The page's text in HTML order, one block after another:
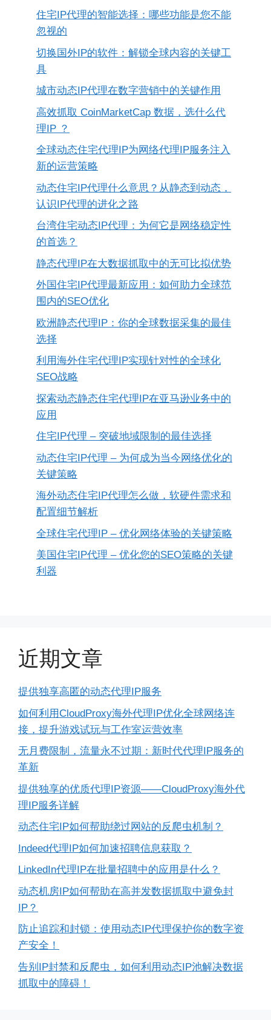
住宅IP代理的智能选择：哪些功能是您不能
忽视的
切换国外IP的软件：解锁全球内容的关键工
具
城市动态IP代理在数字营销中的关键作用
高效抓取 CoinMarketCap 数据，选什么代
理IP ？
全球动态住宅代理IP为网络代理IP服务注入
新的运营策略
动态住宅IP代理什么意思？从静态到动态，
认识IP代理的进化之路
台湾住宅动态IP代理：为何它是网络稳定性
的首选？
静态代理IP在大数据抓取中的无可比拟优势
外国住宅IP代理最新应用：如何助力全球范
围内的SEO优化
欧洲静态代理IP：你的全球数据采集的最佳
选择
利用海外住宅代理IP实现针对性的全球化
SEO战略
探索动态静态住宅代理IP在亚马逊业务中的
应用
住宅IP代理 – 突破地域限制的最佳选择
动态住宅IP代理 – 为何成为当今网络优化的
关键策略
海外动态住宅IP代理怎么做，软硬件需求和
配置细节解析
全球住宅代理IP – 优化网络体验的关键策略
美国住宅IP代理 – 优化您的SEO策略的关键
利器
近期文章
提供独享高匿的动态代理IP服务
如何利用CloudProxy海外代理IP优化全球网络连
接，提升游戏试玩与工作室运营效率
无月费限制，流量永不过期：新时代代理IP服务的
革新
提供独享的优质代理IP资源——CloudProxy海外代
理IP服务详解
动态住宅IP如何帮助绕过网站的反爬虫机制？
Indeed代理IP如何加速招聘信息获取？
LinkedIn代理IP在批量招聘中的应用是什么？
动态机房IP如何帮助在高并发数据抓取中避免封
IP？
防止追踪和封锁：使用动态IP代理保护你的数字资
产安全！
告别IP封禁和反爬虫，如何利用动态IP池解决数据
抓取中的障碍！